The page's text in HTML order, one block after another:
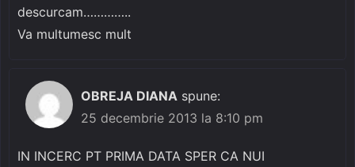
descurcam…………..
Va multumesc mult
OBREJA DIANA spune:
25 decembrie 2013 la 8:10 pm
IN INCERC PT PRIMA DATA SPER CA NUI